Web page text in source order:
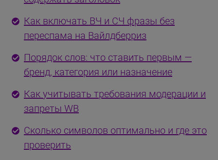
Как включать ВЧ и СЧ фразы без
переспама на Вайлдберриз
Порядок слов: что ставить первым —
бренд, категория или назначение
Как учитывать требования модерации и
запреты WB
Сколько символов оптимально и где это
проверить